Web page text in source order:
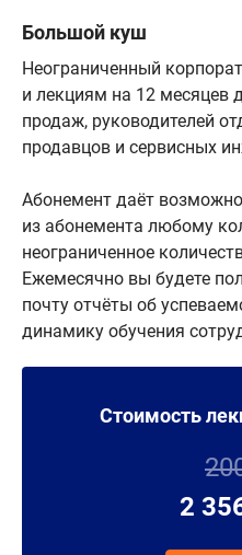
Большой куш
Неограниченный
и лекциям на 12 месяцев
продаж, руководителей
продавцов и сервисных
Абонемент даёт
из абонемента любому
неограниченное
Ежемесячно вы будете
почту отчёты об
динамику обучения
Стоимость
2